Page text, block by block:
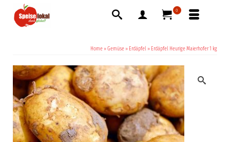
0
Home »Gemüse » Erdäpfel » Erdäpfel Heurige Maierhofer 1 kg